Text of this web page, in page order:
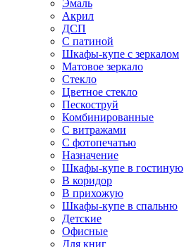
Эмаль
Акрил
ДСП
С патиной
Шкафы-купе с зеркалом
Матовое зеркало
Стекло
Цветное стекло
Пескоструй
Комбинированные
С витражами
С фотопечатью
Назначение
Шкафы-купе в гостиную
В коридор
В прихожую
Шкафы-купе в спальню
Детские
Офисные
Для книг